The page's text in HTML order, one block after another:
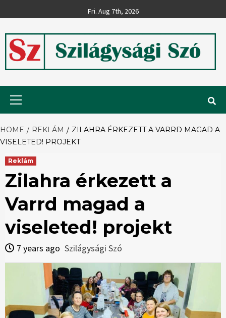
to
Fri. Aug 7th, 2026
Szilágysági
Szó
HOME REKLÁM
ZILAHRA ÉRKEZETT A VARRD MAGAD A
VISELETED! PROJEKT
Reklám
Zilahra érkezett a
Varrd magad a
viseleted! projekt
7 years ago Szilágysági Szó